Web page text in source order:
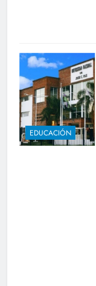
EDUCACIÓN